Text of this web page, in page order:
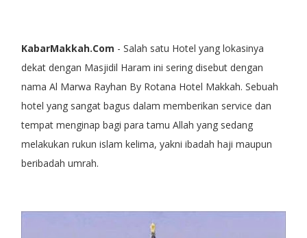
KabarMakkah.Com - Salah satu Hotel yang lokasinya
dekat dengan Masjidil Haram ini sering disebut dengan
nama Al Marwa Rayhan By Rotana Hotel Makkah. Sebuah
hotel yang sangat bagus dalam memberikan service dan
tempat menginap bagi para tamu Allah yang sedang
melakukan rukun islam kelima, yakni ibadah haji maupun
beribadah umrah.